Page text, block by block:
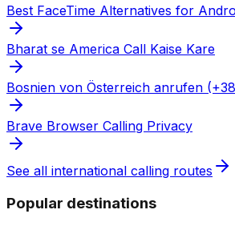
Best FaceTime Alternatives for
Bharat se America Call Kaise Kare
Bosnien von Österreich anrufen
Brave Browser Calling Privacy
See all international calling routes
Popular destinations